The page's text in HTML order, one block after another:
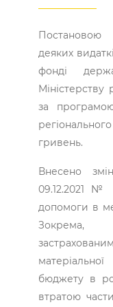
деяких
фонді
Міністерству
за
гривень.
Внесено
09.12.2021 №
допомоги в
Зокрема,
бюджету в
втратою